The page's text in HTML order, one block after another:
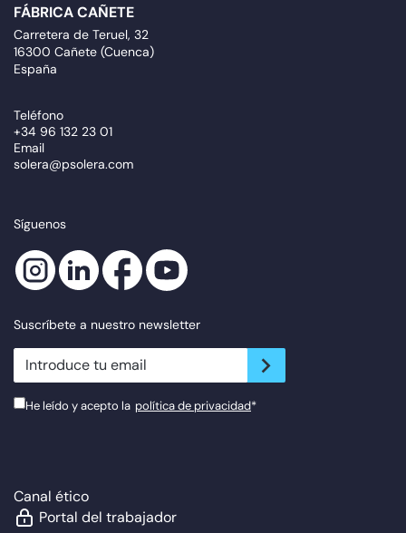
FÁBRICA CAÑETE
Carretera de Teruel, 32
16300 Cañete (Cuenca)
España
Teléfono
+34 96 132 23 01
Email
solera@psolera.com
Síguenos
Suscríbete a nuestro newsletter
newsletter.suscribe
He leído y acepto la política de privacidad*
Canal ético
Portal del trabajador